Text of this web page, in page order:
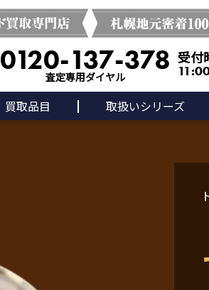
0120-137-378
査定専用ダイヤル
受付
買取品目 取扱いシリーズ